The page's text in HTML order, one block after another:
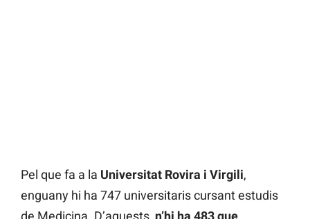
Pel que fa a la Universitat Rovira i Virgili,
enguany hi ha 747 universitaris cursant estudis
de Medicina. D’aquests, n’hi ha 483 que